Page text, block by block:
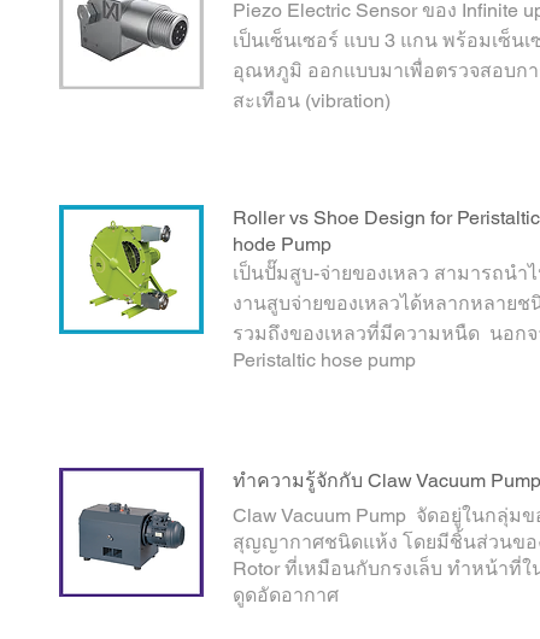
Piezo Electric Sensor ของ Infinite
เป็นเซ็นเซอร์ แบบ 3 แกน พร้อมเซ็นเ
อุณหภูมิ ออกแบบมาเพื่อตรวจสอบก
สะเทือน (vibration)
Roller vs Shoe Design for Peristaltic
hode Pump
เป็นปั๊มสูบ-จ่ายของเหลว สามารถนำ
งานสูบจ่ายของเหลวได้หลากหลายช
รวมถึงของเหลวที่มีความหนืด นอก
Peristaltic hose pump
ทำความรู้จักกับ Claw Vacuum Pump
Claw Vacuum Pump จัดอยู่ในกลุ่ม
สุญญากาศชนิดแห้ง โดยมีชิ้นส่วนขอ
Rotor ที่เหมือนกับกรงเล็บ ทำหน้าที่ใ
ดูดอัดอากาศ